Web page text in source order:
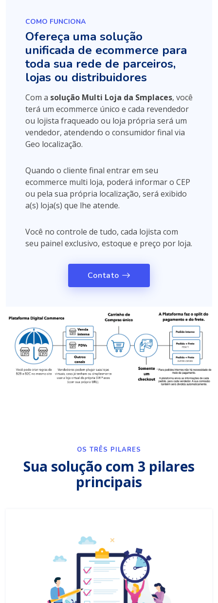
COMO FUNCIONA
Ofereça uma solução
unificada de ecommerce para
toda sua rede de parceiros,
lojas ou distribuidores
Com a solução Multi Loja da Smplaces, você
terá um ecommerce único e cada revendedor
ou lojista fraqueado ou loja própria será um
vendedor, atendendo o consumidor final via
Geo localização.
Quando o cliente final entrar em seu
ecommerce multi loja, poderá informar o CEP
ou pela sua própria localização, será exibido
a(s) loja(s) que lhe atende.
Você no controle de tudo, cada lojista com
seu painel exclusivo, estoque e preço por loja.
Contato
OS TRÊS PILARES
Sua solução com 3 pilares
principais